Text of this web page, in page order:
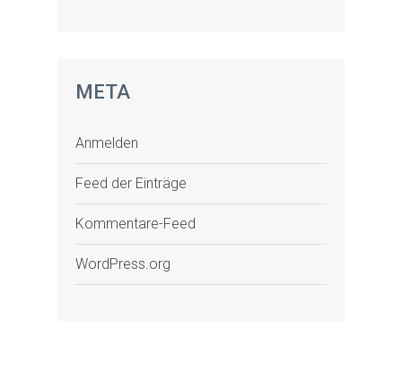
META
Anmelden
Feed der Einträge
Kommentare-Feed
WordPress.org